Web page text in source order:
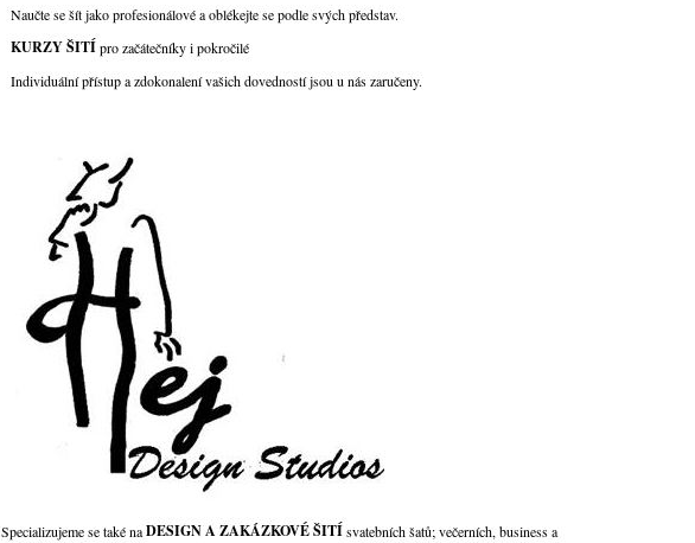
Naučte se šít jako profesionálové a oblékejte se podle svých představ.
KURZY ŠITÍpro začátečníky i pokročilé
Individuální přístup a zdokonalení vašich dovedností jsou u nás zaručeny.
Specializujeme se také naDESIGN A ZAKÁZKOVÉ ŠITÍsvatebních šatů; večerních, business a